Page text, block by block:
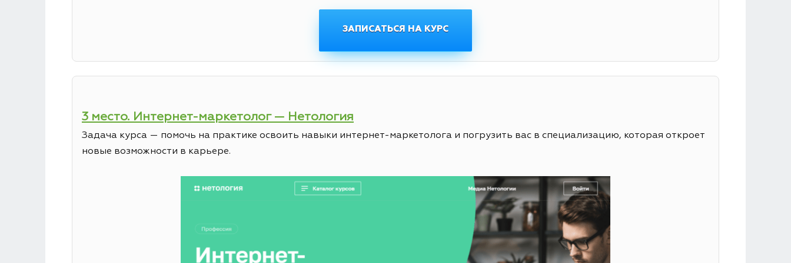
ЗАПИСАТЬСЯ НА КУРС
3 место. Интернет-маркетолог — Нетология
Задача курса — помочь на практике освоить навыки интернет-маркетолога и погрузить вас в специализацию, которая откроет
новые возможности в карьере.